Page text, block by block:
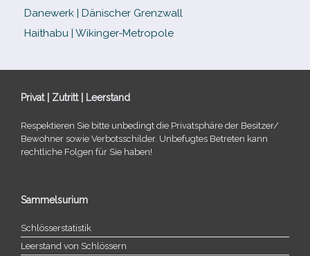
Danewerk | Dänischer Grenzwall
Haithabu | Wikinger-Metropole
Privat | Zutritt | Leerstand
Respektieren Sie bitte unbe­dingt die Privatsphäre der Besitzer/​
Bewohner sowie Verbotsschilder. Unbefugtes Betreten kann
recht­li­che Folgen für Sie haben!
Sammelsurium
Schlösserstatistik
Leerstand von Schlössern